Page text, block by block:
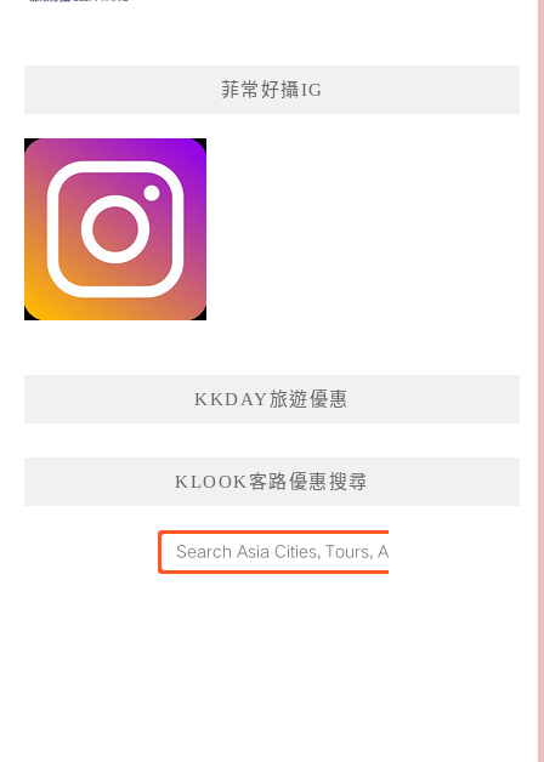
菲常好攝IG
KKDAY旅遊優惠
KLOOK客路優惠搜尋